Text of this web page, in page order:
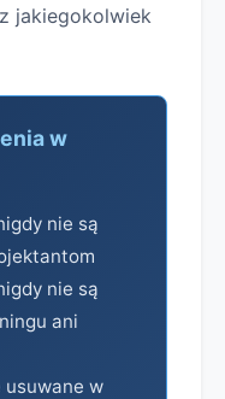
jakiegokolwiek
w
nie są
nie są
ani
w